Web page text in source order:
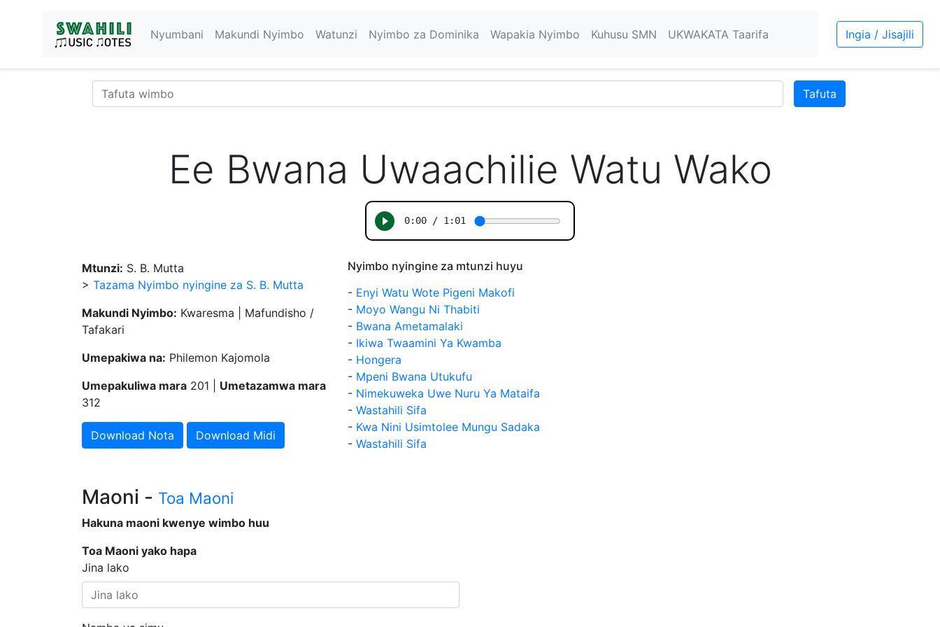
Nyumbani Makundi Nyimbo Watunzi Nyimbo za Dominika Wapakia Nyimbo Kuhusu SMN UKWAKATA Taarifa Ingia / Jisajili
Tafuta
Ee Bwana Uwaachilie Watu Wako
Mtunzi: S. B. Mutta
> Tazama Nyimbo nyingine za S. B. Mutta
Makundi Nyimbo: Kwaresma | Mafundisho /
Tafakari
Umepakiwa na: Philemon Kajomola
Umepakuliwa mara 201 | Umetazamwa mara
312
Download Nota Download Midi
Nyimbo nyingine za mtunzi huyu
- Enyi Watu Wote Pigeni Makofi
- Moyo Wangu Ni Thabiti
- Bwana Ametamalaki
- Ikiwa Twaamini Ya Kwamba
- Hongera
- Mpeni Bwana Utukufu
- Nimekuweka Uwe Nuru Ya Mataifa
- Wastahili Sifa
- Kwa Nini Usimtolee Mungu Sadaka
- Wastahili Sifa
Maoni - Toa Maoni
Hakuna maoni kwenye wimbo huu
Toa Maoni yako hapa
Jina lako